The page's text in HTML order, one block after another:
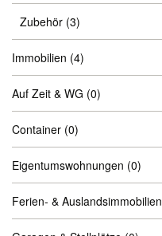
Zubehör (3)
Immobilien (4)
Auf Zeit & WG (0)
Container (0)
Eigentumswohnungen (0)
Ferien- & Auslandsimmobilien